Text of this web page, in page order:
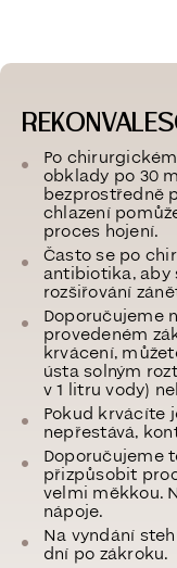
Po
obklady po 30
bezprostředně
chlazení
proces hojení.
Často se po
antibiotika, aby
rozšiřování
Doporučujeme
provedeném
krvácení,
ústa solným
v 1 litru vody)
Pokud krvácíte
nepřestává,
Doporučujeme
přizpůsobit
velmi měkkou.
nápoje.
Na vyndání
dní po zákroku.